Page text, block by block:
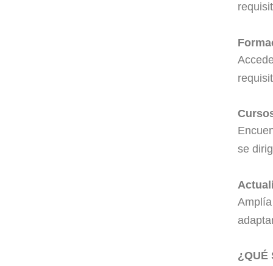
se
¿QUÉ